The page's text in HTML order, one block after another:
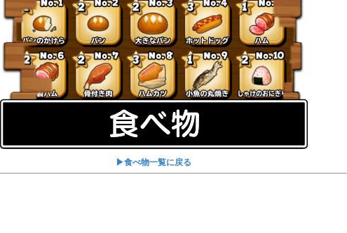
▶︎食べ物一覧に戻る